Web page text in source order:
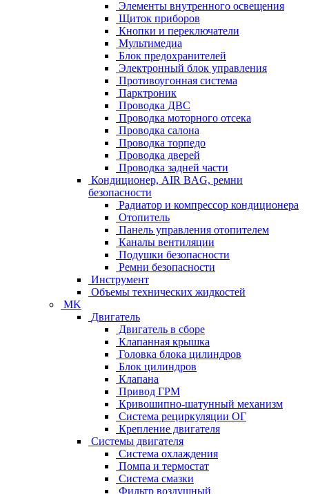
Элементы внутренного освещения
Щиток приборов
Кнопки и переключатели
Мультимедиа
Блок предохранителей
Электронный блок управления
Противоугонная система
Парктроник
Проводка ДВС
Проводка моторного отсека
Проводка салона
Проводка торпедо
Проводка дверей
Проводка задней части
Кондиционер, AIR BAG, ремни
безопасности
Радиатор и компрессор кондиционера
Отопитель
Панель управления отопителем
Каналы вентиляции
Подушки безопасности
Ремни безопасности
Инструмент
Объемы технических жидкостей
MK
Двигатель
Двигатель в сборе
Клапанная крышка
Головка блока цилиндров
Блок цилиндров
Клапана
Привод ГРМ
Кривошипно-шатунный механизм
Система рециркуляции ОГ
Крепление двигателя
Системы двигателя
Система охлаждения
Помпа и термостат
Система смазки
Фильтр воздушный